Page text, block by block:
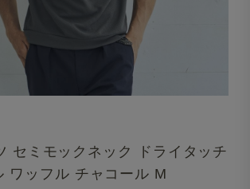
セミモックネック ドライタッチ
ワッフル チャコール M